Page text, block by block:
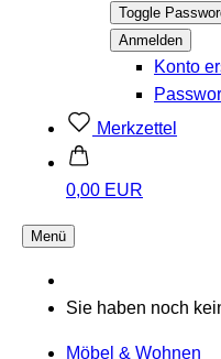
Toggle
Konto
Merkzettel
0,00 EUR
Menü
Sie haben noch
Möbel & Wohnen